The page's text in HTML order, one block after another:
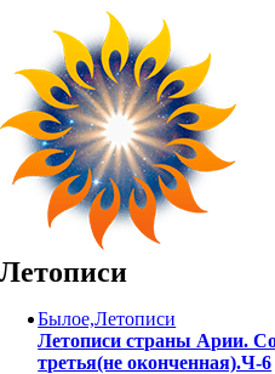
content
Летописи
Былое,Летописи
Летописи страны Арии.
третья(не оконченная).Ч-6